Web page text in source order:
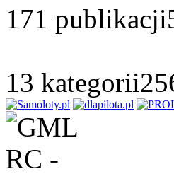
171 publikacji
13 kategorii